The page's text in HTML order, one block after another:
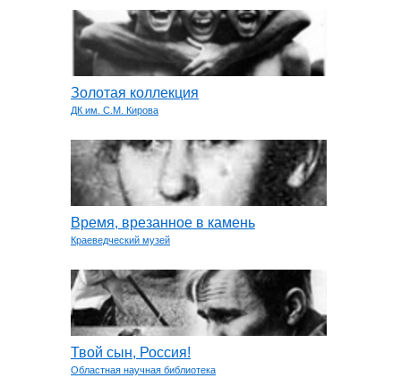
Золотая коллекция
ДК им. С.М. Кирова
Время, врезанное в камень
Краеведческий музей
Твой сын, Россия!
Областная научная библиотека